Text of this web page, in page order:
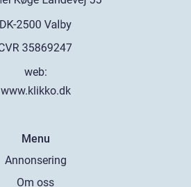
web:
www.klikko.dk
Menu
Annonsering
Om oss